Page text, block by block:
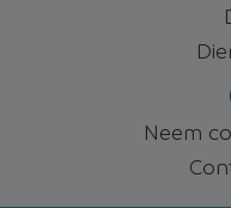
Neem